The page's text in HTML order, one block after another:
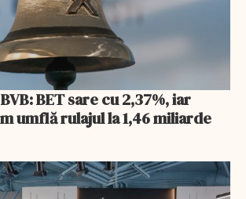
BET sare cu 2,37%, iar
umflă rulajul la 1,46 miliarde